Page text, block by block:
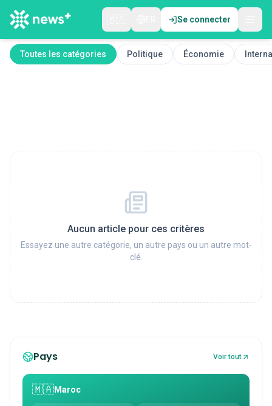
Se connecter
Toutes les catégories Politique Économie
Aucun article pour ces critères
Essayez une autre catégorie, un autre pays ou un autre mot-
clé.
Pays Voir tout
🇲🇦Maroc